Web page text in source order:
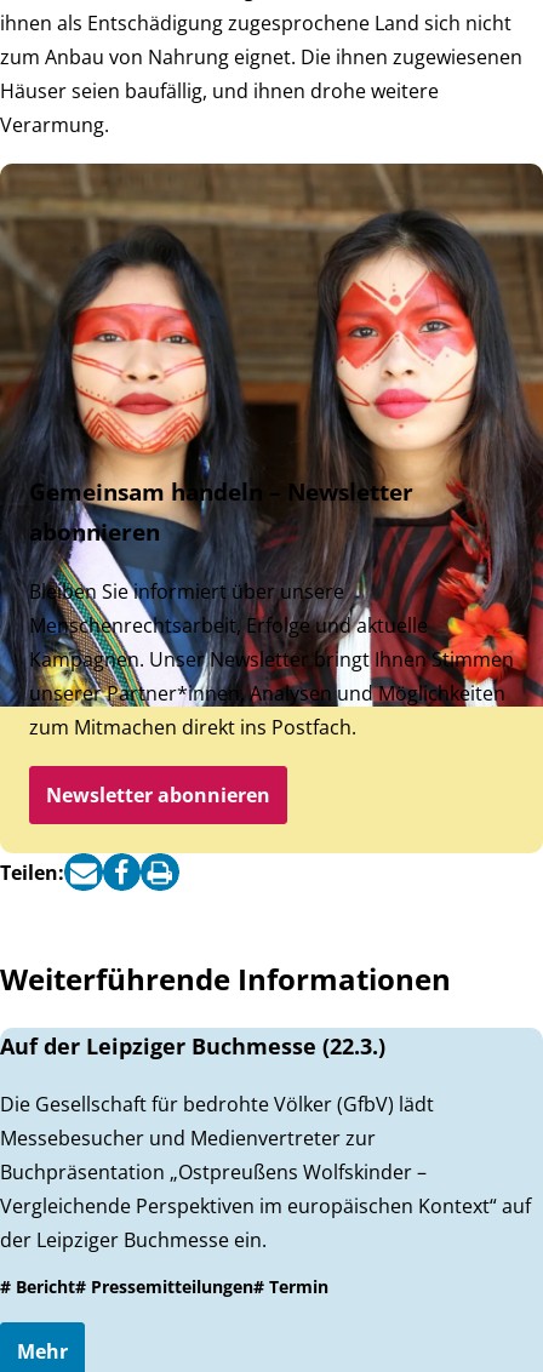
ihnen als Entschädigung zugesprochene Land sich nicht
zum Anbau von Nahrung eignet. Die ihnen zugewiesenen
Häuser seien baufällig, und ihnen drohe weitere
Verarmung.
Gemeinsam handeln – Newsletter
abonnieren
Bleiben Sie informiert über unsere
Menschenrechtsarbeit, Erfolge und aktuelle
Kampagnen. Unser Newsletter bringt Ihnen Stimmen
unserer Partner*innen, Analysen und Möglichkeiten
zum Mitmachen direkt ins Postfach.
Newsletter abonnieren
Teilen:
Weiterführende Informationen
Auf der Leipziger Buchmesse (22.3.)
Die Gesellschaft für bedrohte Völker (GfbV) lädt
Messebesucher und Medienvertreter zur
Buchpräsentation „Ostpreußens Wolfskinder –
Vergleichende Perspektiven im europäischen Kontext“ auf
der Leipziger Buchmesse ein.
# Bericht# Pressemitteilungen# Termin
Mehr